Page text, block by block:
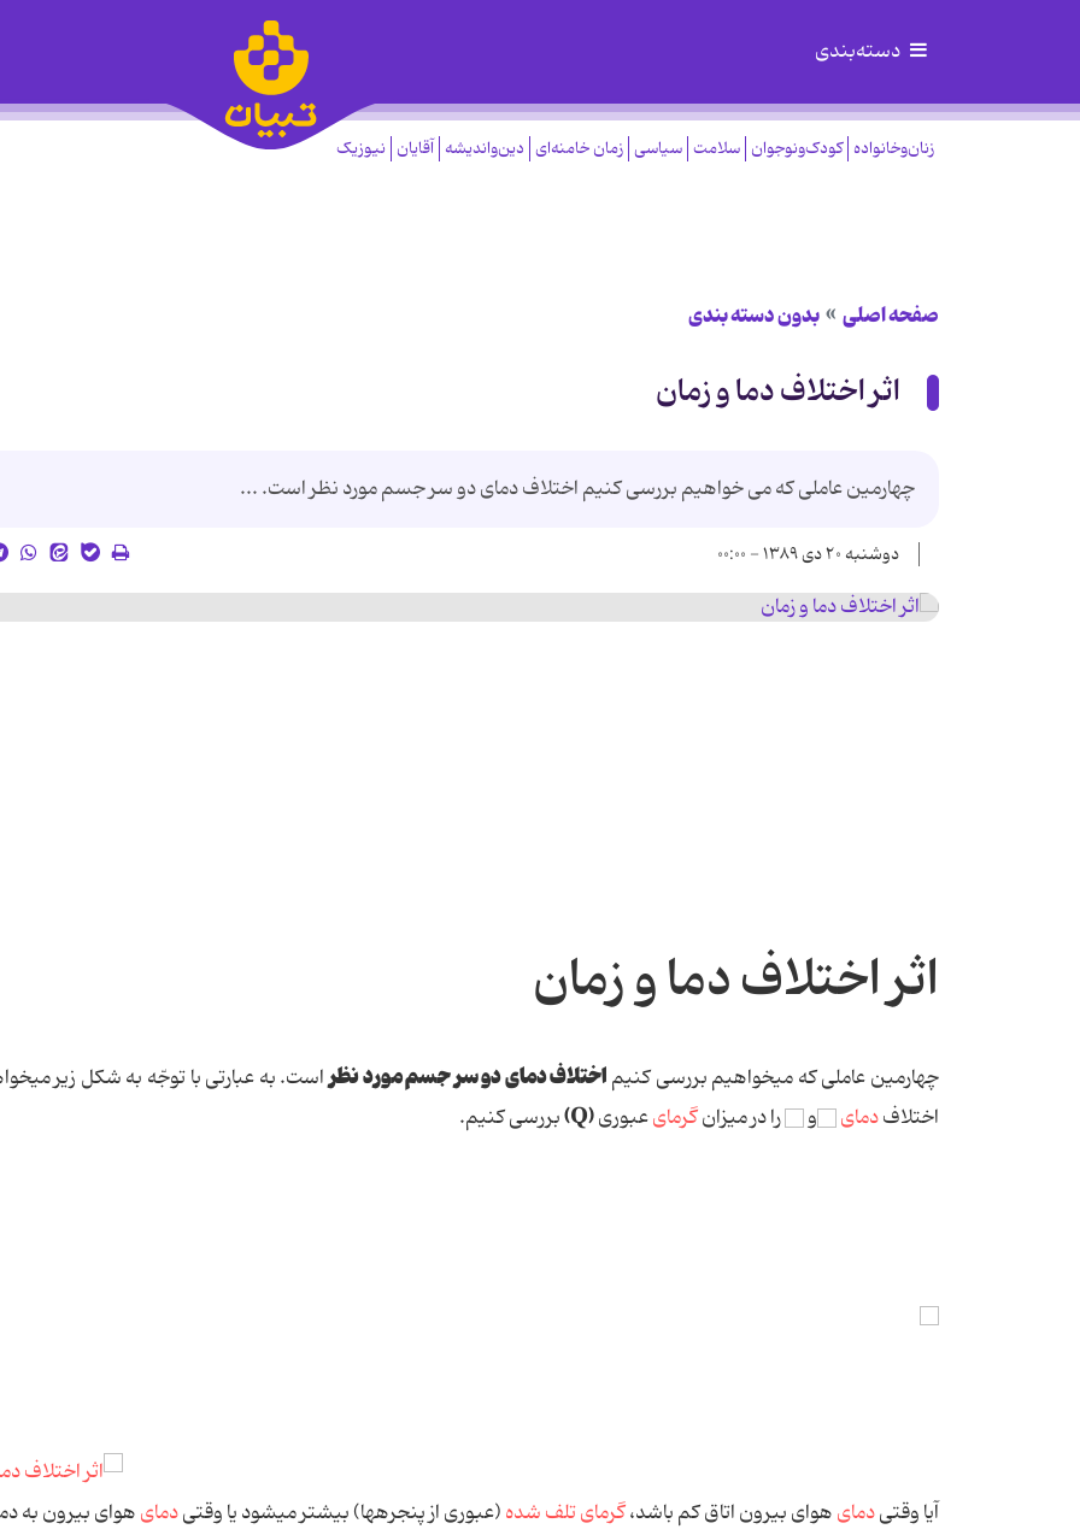
دسته‌بندی
زنان‌وخانواده کودک‌ونوجوان سلامت سیاسی زمان خامنه‌ای دین‌واندیشه آقایان نیوزیک
صفحه اصلی بدون دسته بندی
اثر اختلاف دما و زمان
چهارمین عاملی كه می خواهیم بررسی كنیم اختلاف دمای دو سر جسم مورد نظر است. ...
دوشنبه ۲۰ دی ۱۳۸۹ - ۰۰:۰۰
‏اثر اختلاف دما و زمان
چهارمین عاملی كه می‏خواهیم بررسی كنیماختلاف دمای دو سر جسم مورد نظراست. به عبارتی با توجّه به شكل زیر
اختلافدمای و را در میزانگرمایعبوری(Q) بررسی كنیم.
آیا وقتیدمایهوای بیرون اتاق كم باشد،گرمای تلف شده(عبوری از پنجره‏ها) بیشتر می‏شود یا وقتیدمایهوای بیرون به